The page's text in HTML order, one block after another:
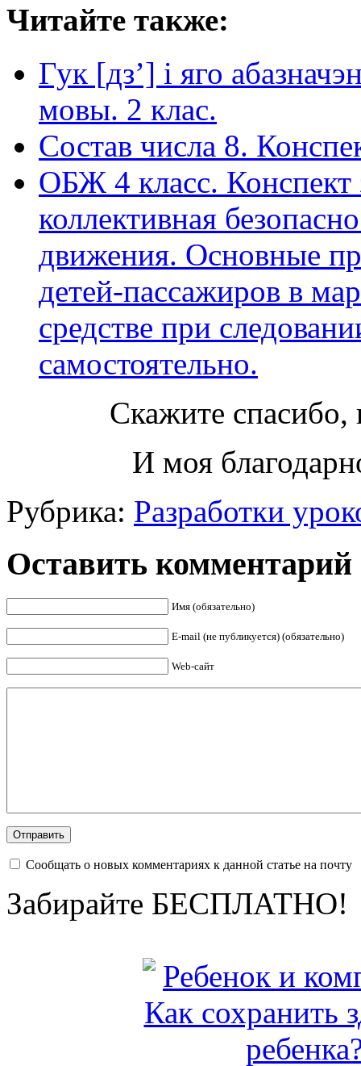
Читайте также:
Гук [дз’] і яго
мовы. 2 клас.
Состав числа 8.
ОБЖ 4 класс. Конспект
коллективная
движения. Основные
детей-пассажиров в
средстве при
самостоятельно.
Скажите спасибо,
И моя
Рубрика: Разработки
Оставить комментарий
Имя (обязательно)
E-mail (не публикуется) (обязательно)
Web-сайт
Сообщать о новых комментариях к данной статье на почту
Забирайте БЕСПЛАТНО!